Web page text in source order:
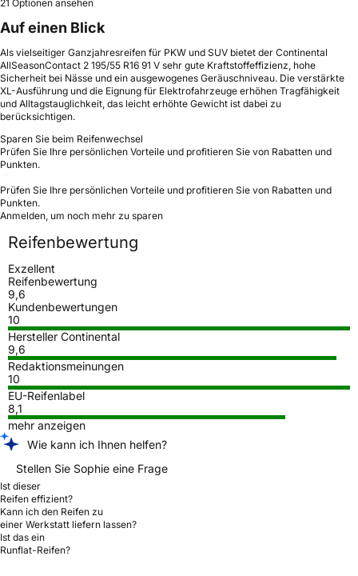
21 Optionen ansehen
Auf einen Blick
Als vielseitiger Ganzjahresreifen für PKW und SUV bietet der Continental
AllSeasonContact 2 195/55 R16 91 V sehr gute Kraftstoffeffizienz, hohe
Sicherheit bei Nässe und ein ausgewogenes Geräuschniveau. Die verstärkte
XL-Ausführung und die Eignung für Elektrofahrzeuge erhöhen Tragfähigkeit
und Alltagstauglichkeit, das leicht erhöhte Gewicht ist dabei zu
berücksichtigen.
Sparen Sie beim Reifenwechsel
Prüfen Sie Ihre persönlichen Vorteile und profitieren Sie von Rabatten und
Punkten.
Prüfen Sie Ihre persönlichen Vorteile und profitieren Sie von Rabatten und
Punkten.
Anmelden, um noch mehr zu sparen
Reifenbewertung
Exzellent
Reifenbewertung
9,6
Kundenbewertungen
10
Hersteller Continental
9,6
Redaktionsmeinungen
10
EU-Reifenlabel
8,1
mehr anzeigen
Wie kann ich Ihnen helfen?
Stellen Sie Sophie eine Frage
Ist dieser
Reifen effizient?
Kann ich den Reifen zu
einer Werkstatt liefern lassen?
Ist das ein
Runflat-Reifen?